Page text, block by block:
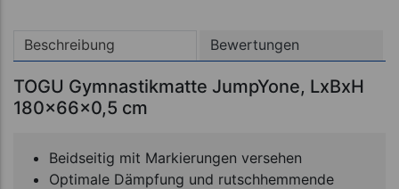
Beschreibung Bewertungen
TOGU Gymnastikmatte JumpYone, LxBxH
180x66x0,5 cm
Beidseitig mit Markierungen versehen
Optimale Dämpfung und rutschhemmende